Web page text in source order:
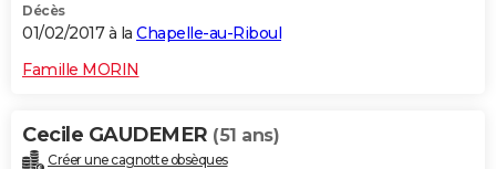
Décès
01/02/2017 à la Chapelle-au-Riboul
Famille MORIN
Cecile GAUDEMER (51 ans)
Créer une cagnotte obsèques